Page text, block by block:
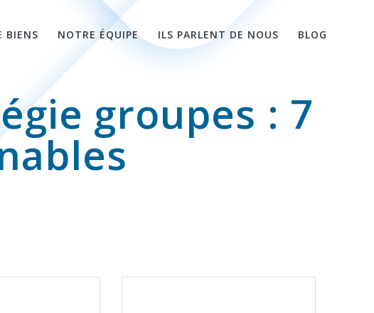
BIENS NOTRE ÉQUIPE ILS PARLENT DE NOUS BLOG
groupes : 7